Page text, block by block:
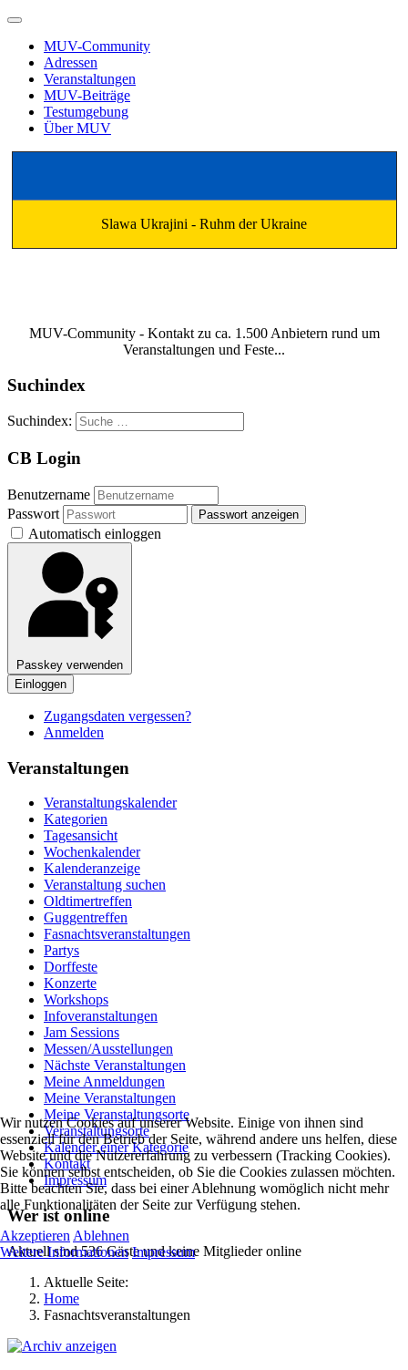
MUV-Community
Adressen
Veranstaltungen
MUV-Beiträge
Testumgebung
Über MUV
Slawa Ukrajini - Ruhm der Ukraine
MUV-Community - Kontakt zu ca. 1.500 Anbietern rund um
Veranstaltungen und Feste...
Suchindex
Suchindex:
CB Login
Benutzername
Passwort
Passwort anzeigen
Automatisch einloggen
Passkey verwenden
Einloggen
Zugangsdaten vergessen?
Anmelden
Veranstaltungen
Veranstaltungskalender
Kategorien
Tagesansicht
Wochenkalender
Kalenderanzeige
Veranstaltung suchen
Oldtimertreffen
Guggentreffen
Fasnachtsveranstaltungen
Partys
Dorffeste
Konzerte
Workshops
Infoveranstaltungen
Jam Sessions
Messen/Ausstellungen
Nächste Veranstaltungen
Meine Anmeldungen
Meine Veranstaltungen
Meine Veranstaltungsorte
Veranstaltungsorte
Kalender einer Kategorie
Kontakt
Impressum
Wer ist online
Aktuell sind 536 Gäste und keine Mitglieder online
Aktuelle Seite:
Home
Fasnachtsveranstaltungen
Wir nutzen Cookies auf unserer Website. Einige von ihnen sind
essenziell für den Betrieb der Seite, während andere uns helfen, diese
Website und die Nutzererfahrung zu verbessern (Tracking Cookies).
Sie können selbst entscheiden, ob Sie die Cookies zulassen möchten.
Bitte beachten Sie, dass bei einer Ablehnung womöglich nicht mehr
alle Funktionalitäten der Seite zur Verfügung stehen.
Akzeptieren Ablehnen
Weitere Informationen Impressum